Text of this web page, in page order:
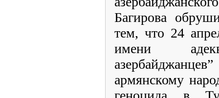
Багирова
тем, что 24
имени
армянскому